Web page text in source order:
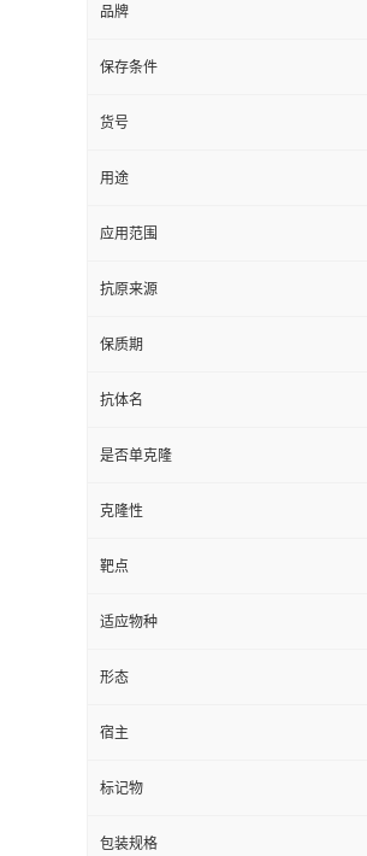
品牌
保存条件
货号
用途
应用范围
抗原来源
保质期
抗体名
是否单克隆
克隆性
靶点
适应物种
形态
宿主
标记物
包装规格